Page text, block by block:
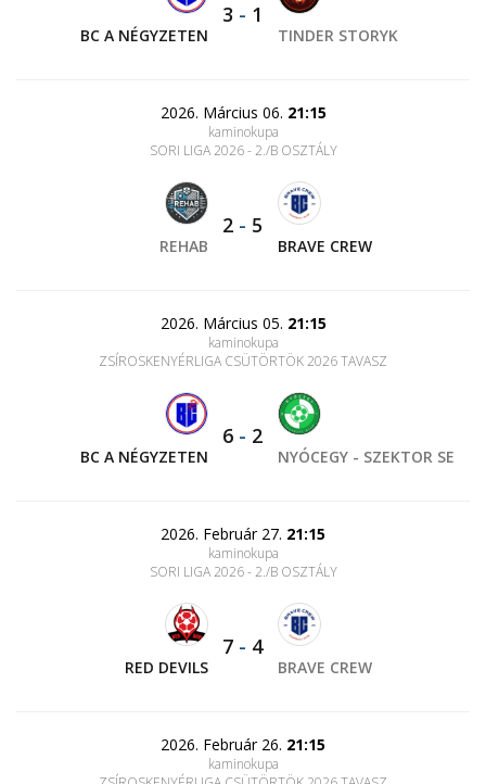
BC A NÉGYZETEN
3 - 1
TINDER STORYK
2026. Március 06. 21:15
kaminokupa
SORI LIGA 2026 - 2./B OSZTÁLY
REHAB
2 - 5
BRAVE CREW
2026. Március 05. 21:15
kaminokupa
ZSÍROSKENYÉRLIGA CSÜTÖRTÖK 2026 TAVASZ
BC A NÉGYZETEN
6 - 2
NYÓCEGY - SZEKTOR SE
2026. Február 27. 21:15
kaminokupa
SORI LIGA 2026 - 2./B OSZTÁLY
RED DEVILS
7 - 4
BRAVE CREW
2026. Február 26. 21:15
kaminokupa